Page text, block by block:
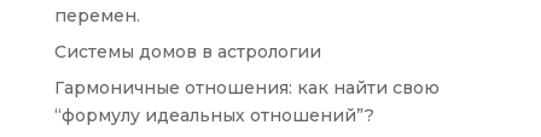
перемен.
Системы домов в астрологии
Гармоничные отношения: как найти свою
“формулу идеальных отношений”?